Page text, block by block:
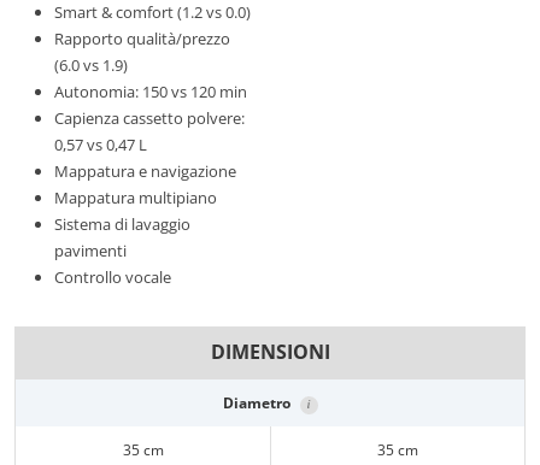
Smart & comfort (1.2 vs 0.0)
Rapporto qualità/prezzo
(6.0 vs 1.9)
Autonomia: 150 vs 120 min
Capienza cassetto polvere:
0,57 vs 0,47 L
Mappatura e navigazione
Mappatura multipiano
Sistema di lavaggio
pavimenti
Controllo vocale
DIMENSIONI
Diametro i
35 cm 35 cm